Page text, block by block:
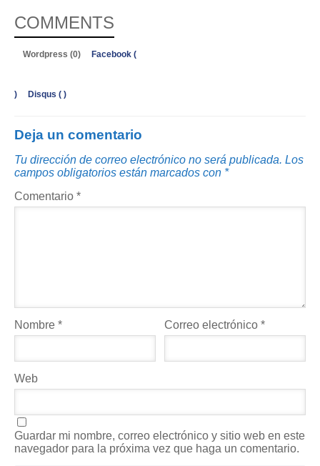
COMMENTS
Wordpress (0) Facebook (
) Disqus ( )
Deja un comentario
Tu dirección de correo electrónico no será publicada. Los
campos obligatorios están marcados con *
Comentario *
Nombre * Correo electrónico*
Web
Guardar mi nombre, correo electrónico y sitio web en este
navegador para la próxima vez que haga un comentario.